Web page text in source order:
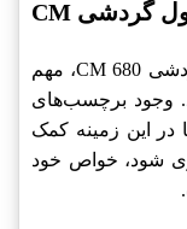
اصل و اورجینال بودن روغن ایرانول گردشی CM
برای اطمینان از کیفیت روغن ایرانول گردشی CM 680، مهم
وجود برچسب‌های
در این زمینه کمک
شود، خواص خود